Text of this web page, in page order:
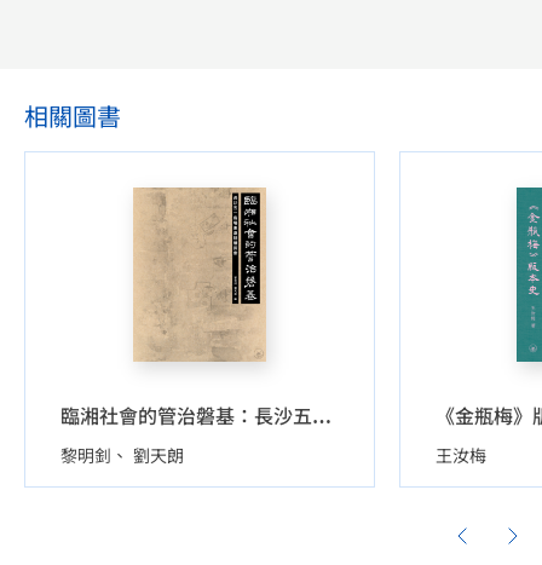
相關圖書
臨湘社會的管治磐基：長沙五一廣場東漢簡牘探索
黎明釗 劉天朗 王汝梅